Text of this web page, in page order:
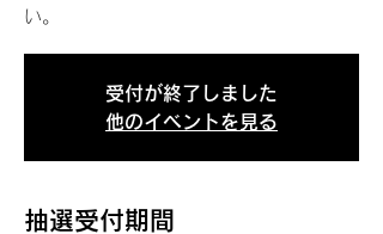
い。
受付が終了しました
他のイベントを見る
抽選受付期間